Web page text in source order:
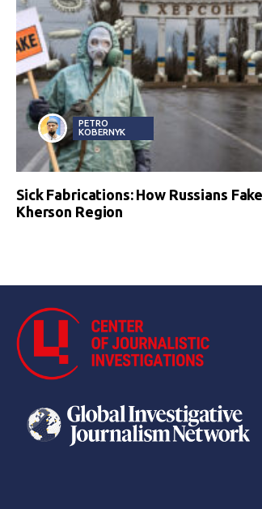
PETRO
KOBERNYK
Sick Fabrications: How Russians
Kherson Region